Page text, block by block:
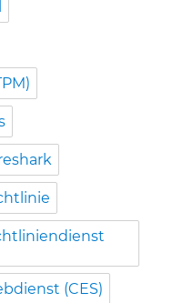
(CES)